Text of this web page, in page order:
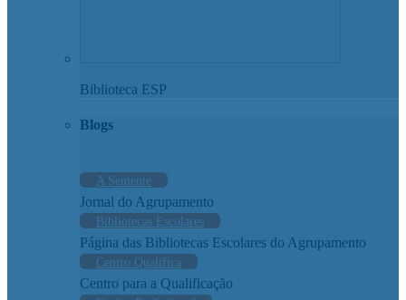
Biblioteca ESP
Blogs
A Semente
Jornal do Agrupamento
Bibliotecas Escolares
Página das Bibliotecas Escolares do Agrupamento
Centro Qualifica
Centro para a Qualificação